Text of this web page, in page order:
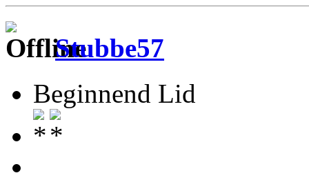
Stubbe57
Beginnend Lid